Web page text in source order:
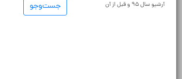
جست‌و‌جو آرشیو سال ۹۵ و قبل از آن